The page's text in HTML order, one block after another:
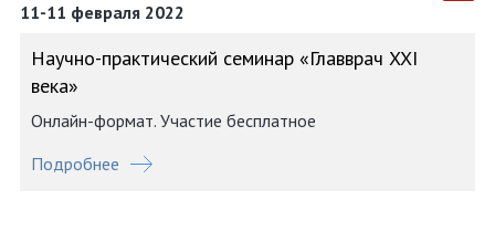
11-11 февраля 2022
Научно-практический семинар «Главврач XXI
века»
Онлайн-формат. Участие бесплатное
Подробнее